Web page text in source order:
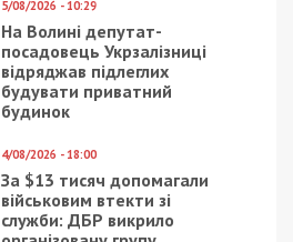
5/08/2026 - 10:29
На Волині депутат-
посадовець Укрзалізниці
відряджав підлеглих
будувати приватний
будинок
4/08/2026 - 18:00
За $13 тисяч допомагали
військовим втекти зі
служби: ДБР викрило